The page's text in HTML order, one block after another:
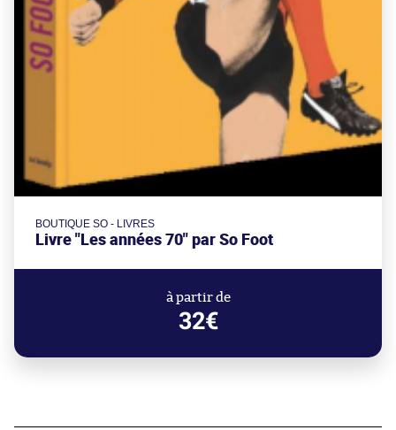
BOUTIQUE SO - LIVRES
Livre "Les années 70" par So Foot
à partir de
32€